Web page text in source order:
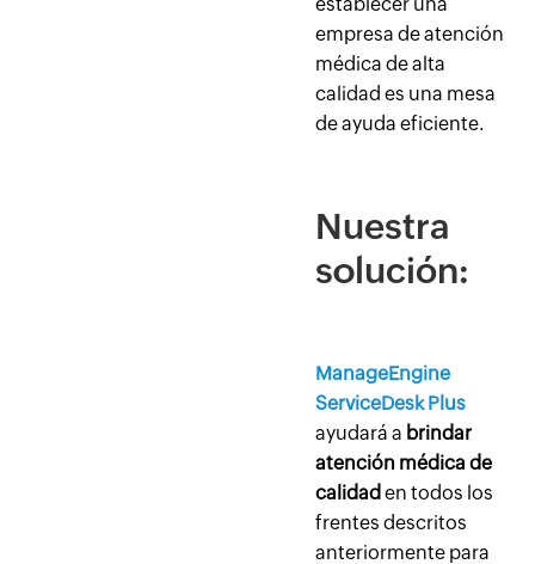
empresa de atención
médica de alta
calidad es una mesa
de ayuda eficiente.
Nuestra
solución:
ManageEngine
ServiceDesk Plus
ayudará a brindar
atención médica de
calidad en todos los
frentes descritos
anteriormente para